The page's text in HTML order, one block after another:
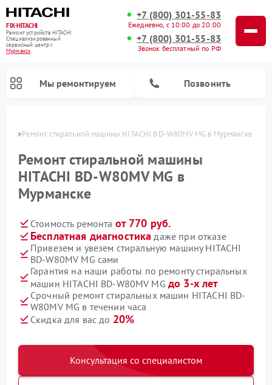
FIX-HITACHI
Ремонт устройств HITACHI
Специализированный
cервисный центр г.
Мурманск
+7 (800) 301-55-83
Ежедневно, с 10:00 до 20:00
+7 (800) 301-55-83
Звонок бесплатный по РФ
Мы ремонтируем Позвонить
Ремонт стиральной машины HITACHI BD-W80MV MG в Мурманске
Ремонт стиральной машины
HITACHI BD-W80MV MG в
Мурманске
Стоимость ремонта от 770 руб.
Бесплатная диагностика даже при отказе
Привезем и увезем стиральную машину HITACHI
BD-W80MV MG сами
Гарантия на наши работы по ремонту стиральных
машин HITACHI BD-W80MV MG до 3-х лет
Срочный ремонт стиральных машин HITACHI BD-
W80MV MG в течении часа
Скидка для вас до 20%
Консультация со специалистом